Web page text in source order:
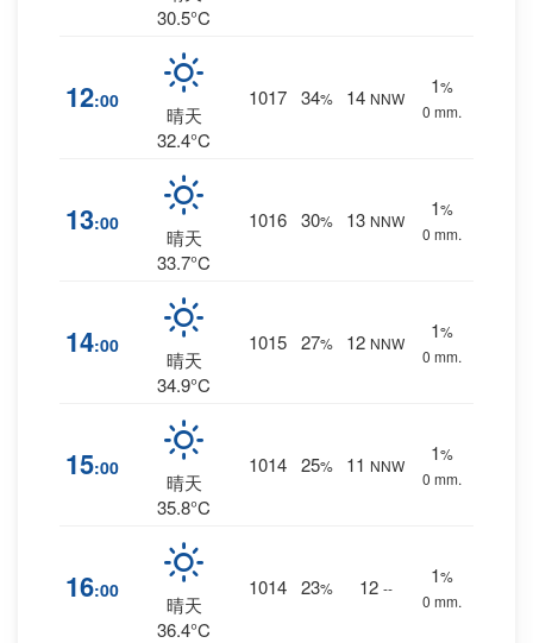
30.5°C
12:00
晴天
32.4°C
1017 34% 14 NNW
1%
0 mm.
13:00
晴天
33.7°C
1016 30% 13 NNW
1%
0 mm.
14:00
晴天
34.9°C
1015 27% 12 NNW
1%
0 mm.
15:00
晴天
35.8°C
1014 25% 11 NNW
1%
0 mm.
16:00
晴天
36.4°C
1014 23% 12 --
1%
0 mm.